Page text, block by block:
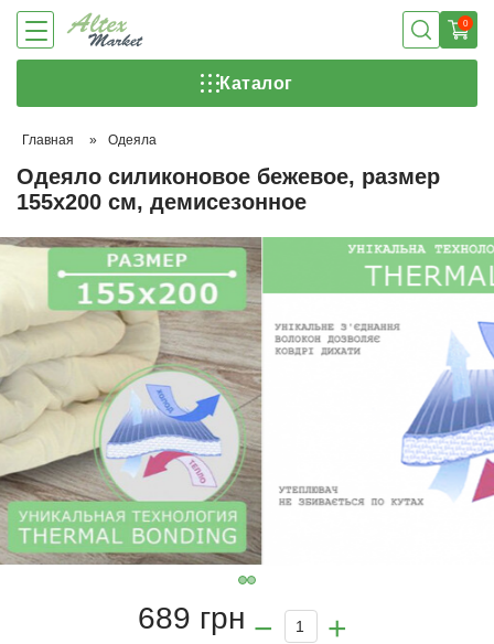
0
Каталог
Главная » Одеяла
Одеяло силиконовое бежевое, размер
155х200 см, демисезонное
689 грн